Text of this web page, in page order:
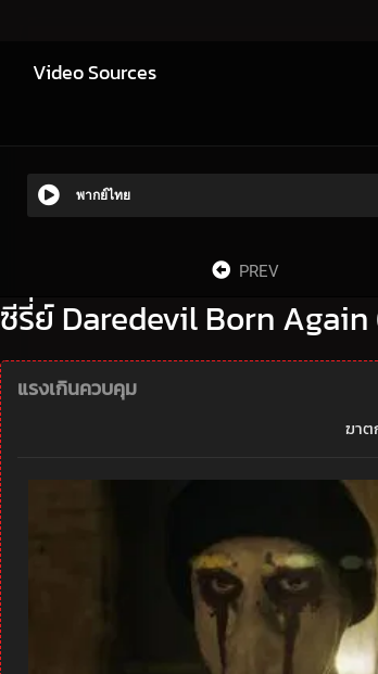
Video Sources
พากย์ไทย
PREV
ซีรี่ย์ Daredevil Born Again
แรงเกินควบคุม
ฆาต